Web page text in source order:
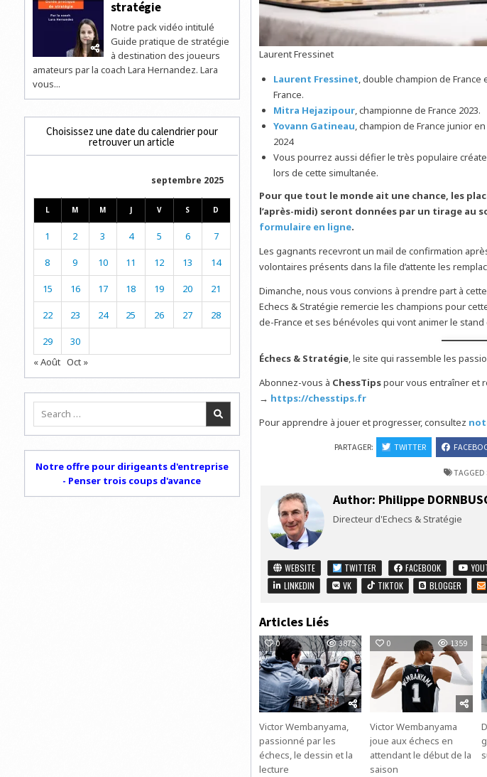
Laurent Fressinet
Laurent Fressinet , double champion de
France.
Mitra Hejazipour, championne de France 2023.
Yovann Gatineau , champion de France junior
2024
Vous pourrez aussi défier le très populaire
lors de cette simultanée.
Pour que tout le monde ait une chance, les
l’après-midi) seront données par un tirage au
formulaire en ligne.
Les gagnants recevront un mail de confirmation
volontaires présents dans la file d’attente les
Dimanche, nous vous convions à prendre part à
Echecs & Stratégie remercie les champions pour
de-France et ses bénévoles qui vont animer le stand
Échecs & Stratégie, le site qui rassemble les
Abonnez-vous à ChessTipspour vous entraîner et
→ https://chesstips.fr
Pour apprendre à jouer et progresser, consultez
PARTAGER: TWITTER
TAGGED
Author: Philippe
Directeur d'Echecs & Stratégie
WEBSITE TWITTER FACEBOOK
LINKEDIN
VK TIKTOK BLOGGER
Articles Liés
0 3875
Victor Wembanyama,
passionné par les
échecs, le dessin et la
lecture
0 1359
Victor Wembanyama
joue aux échecs en
attendant le début de la
saison
stratégie
Notre pack vidéo intitulé
Guide pratique de stratégie
à destination des joueurs
amateurs par la coach Lara Hernandez. Lara
vous...
Choisissez une date du calendrier pour
retrouver un article
septembre 2025
L M M J V S D
1 2 3 4 5 6 7
8 9 10 11 12 13 14
15 16 17 18 19 20 21
22 23 24 25 26 27 28
29
30
« Août Oct »
Search
Notre offre pour dirigeants d'entreprise
- Penser trois coups d'avance